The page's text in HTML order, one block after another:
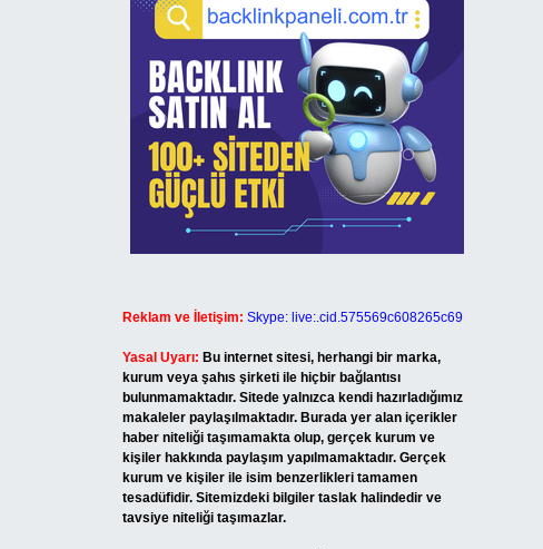
Reklam ve İletişim: Skype: live:.cid.575569c608265c69
Yasal Uyarı: Bu internet sitesi, herhangi bir marka,
kurum veya şahıs şirketi ile hiçbir bağlantısı
bulunmamaktadır. Sitede yalnızca kendi hazırladığımız
makaleler paylaşılmaktadır. Burada yer alan içerikler
haber niteliği taşımamakta olup, gerçek kurum ve
kişiler hakkında paylaşım yapılmamaktadır. Gerçek
kurum ve kişiler ile isim benzerlikleri tamamen
tesadüfidir. Sitemizdeki bilgiler taslak halindedir ve
tavsiye niteliği taşımazlar.